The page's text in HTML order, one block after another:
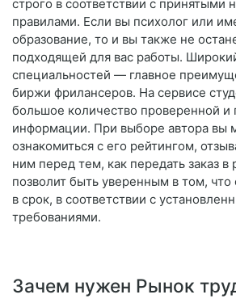
строго в соответствии с принятыми
правилами. Если вы психолог или
образование, то и вы также не
подходящей для вас работы.
специальностей — главное
биржи фрилансеров. На сервисе
большое количество проверенной и
информации. При выборе автора вы
ознакомиться с его рейтингом,
ним перед тем, как передать заказ в
позволит быть уверенным в том,
в срок, в соответствии с
требованиями.
Зачем нужен Рынок